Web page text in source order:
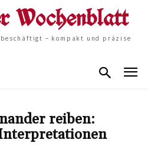
beschäftigt – kompakt und präzise
reiben: